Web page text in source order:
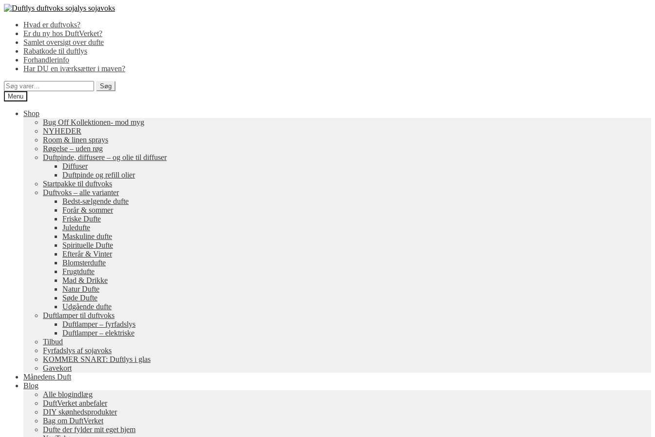
Spring
navigation
Spring
indholdHvad er duftvoks?
Er du ny hos DuftVerket?
Samlet oversigt over dufte
Rabatkode til duftlys
Forhandlerinfo
Har DU en iværksætter i maven?
Søg
efter:
Søg
Menu
Shop
Bug Off Kollektionen- mod myg
NYHEDER
Room & linen sprays
Røgelse – uden røg
Duftpinde, diffusere – og olie til diffuser
Diffuser
Duftpinde og refill olier
Startpakke til duftvoks
Duftvoks – alle varianter
Bedst-sælgende dufte
Forår & sommer
Friske Dufte
Juledufte
Maskuline dufte
Spirituelle Dufte
Efterår & Vinter
Blomsterdufte
Frugtdufte
Mad & Drikke
Natur Dufte
Søde Dufte
Udgående dufte
Duftlamper til duftvoks
Duftlamper – fyrfadslys
Duftlamper – elektriske
Tilbud
Fyrfadslys af sojavoks
KOMMER SNART: Duftlys i glas
Gavekort
Månedens Duft
Blog
Alle blogindlæg
DuftVerket anbefaler
DIY skønhedsprodukter
Bag om DuftVerket
Dufte der fylder mit eget hjem